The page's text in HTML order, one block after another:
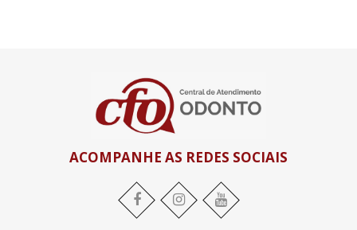
ACOMPANHE AS REDES SOCIAIS